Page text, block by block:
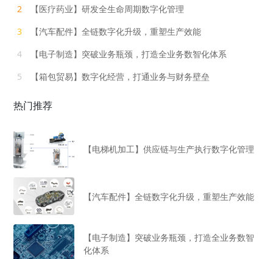
2
【医疗药业】研发全生命周期数字化管理
3
【汽车配件】全链数字化升级，重塑生产效能
4
【电子制造】突破业务瓶颈，打造全业务数智化体系
5
【箱包贸易】数字化经营，打通业务与财务壁垒
热门推荐
【电梯机加工】供应链与生产执行数字化管理
【汽车配件】全链数字化升级，重塑生产效能
【电子制造】突破业务瓶颈，打造全业务数智
化体系